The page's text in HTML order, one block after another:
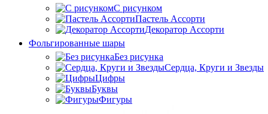
C рисунком
Пастель Ассорти
Декоратор Ассорти
Фольгированные шары
Без рисунка
Сердца, Круги и Звезды
Цифры
Буквы
Фигуры